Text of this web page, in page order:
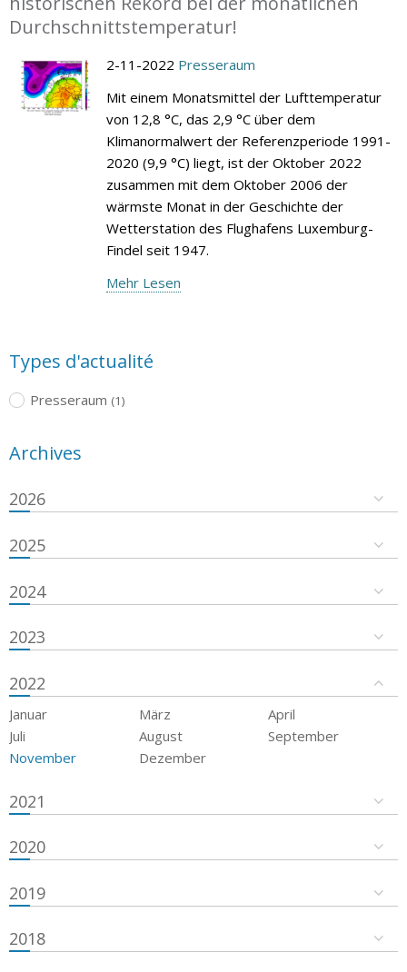
Durchschnittstemperatur!
2-11-2022 Presseraum
Mit einem Monatsmittel der Lufttemperatur
von 12,8 °C, das 2,9 °C über dem
Klimanormalwert der Referenzperiode 1991-
2020 (9,9 °C) liegt, ist der Oktober 2022
zusammen mit dem Oktober 2006 der
wärmste Monat in der Geschichte der
Wetterstation des Flughafens Luxemburg-
Findel seit 1947.
Mehr Lesen
Types d'actualité
Presseraum (1)
Archives
2026
2025
2024
2023
2022
Januar März
April
Juli
August
September
November
Dezember
2021
2020
2019
2018